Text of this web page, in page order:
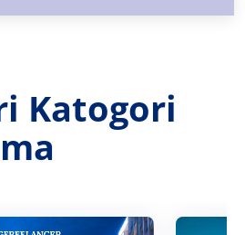
Katogori